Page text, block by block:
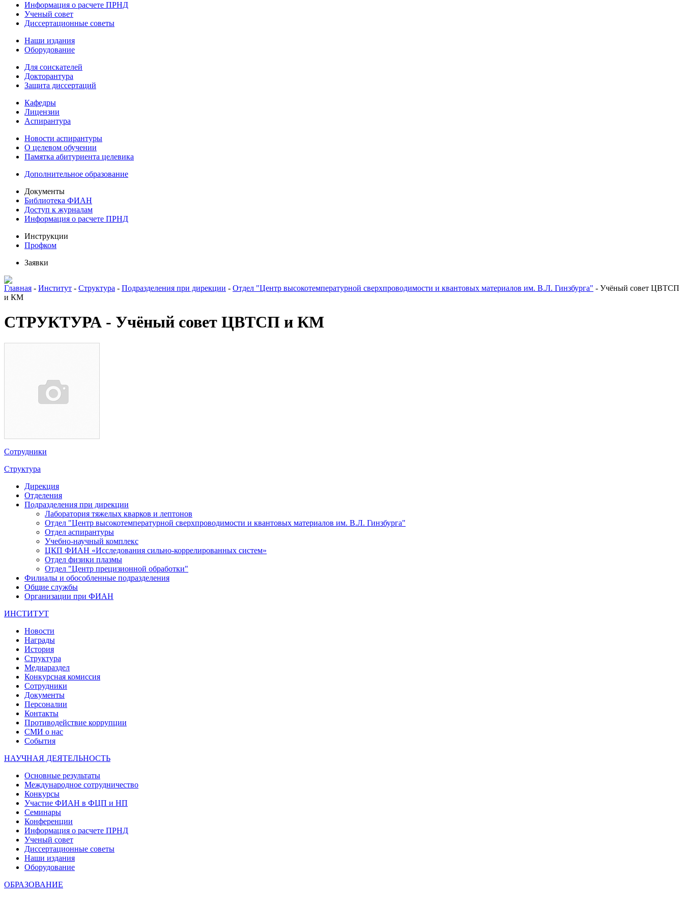
Информация о расчете ПРНД
Ученый совет
Диссертационные советы
Наши издания
Оборудование
Для соискателей
Докторантура
Защита диссертаций
Кафедры
Лицензии
Аспирантура
Новости аспирантуры
О целевом обучении
Памятка абитуриента целевика
Дополнительное образование
Документы
Библиотека ФИАН
Доступ к журналам
Информация о расчете ПРНД
Инструкции
Профком
Заявки
Главная - Институт - Структура - Подразделения при дирекции - Отдел "Центр высокотемпературной сверхпроводимости и квантовых материалов им. В.Л. Гинзбурга" - Учёный совет ЦВТСП
и КМ
СТРУКТУРА - Учёный совет ЦВТСП и КМ
Сотрудники
Структура
Дирекция
Отделения
Подразделения при дирекции
Лаборатория тяжелых кварков и лептонов
Отдел "Центр высокотемпературной сверхпроводимости и квантовых материалов им. В.Л. Гинзбурга"
Отдел аспирантуры
Учебно-научный комплекс
ЦКП ФИАН «Исследования сильно-коррелированных систем»
Отдел физики плазмы
Отдел "Центр прецизионной обработки"
Филиалы и обособленные подразделения
Общие службы
Организации при ФИАН
ИНСТИТУТ
Новости
Награды
История
Структура
Медиараздел
Конкурсная комиссия
Сотрудники
Документы
Персоналии
Контакты
Противодействие коррупции
СМИ о нас
События
НАУЧНАЯ ДЕЯТЕЛЬНОСТЬ
Основные результаты
Международное сотрудничество
Конкурсы
Участие ФИАН в ФЦП и НП
Семинары
Конференции
Информация о расчете ПРНД
Ученый совет
Диссертационные советы
Наши издания
Оборудование
ОБРАЗОВАНИЕ